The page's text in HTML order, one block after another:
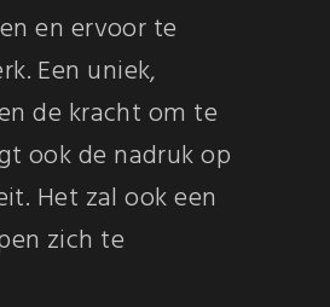
en ervoor te
Een uniek,
de kracht om te
ook de nadruk op
Het zal ook een
zich te